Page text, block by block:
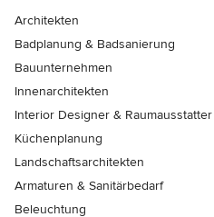
Architekten
Badplanung & Badsanierung
Bauunternehmen
Innenarchitekten
Interior Designer & Raumausstatter
Küchenplanung
Landschaftsarchitekten
Armaturen & Sanitärbedarf
Beleuchtung